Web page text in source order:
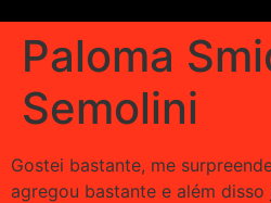
Paloma
Semolini
Gostei bastante, me
agregou bastante e além